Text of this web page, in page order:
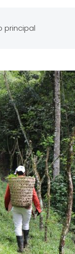
principal